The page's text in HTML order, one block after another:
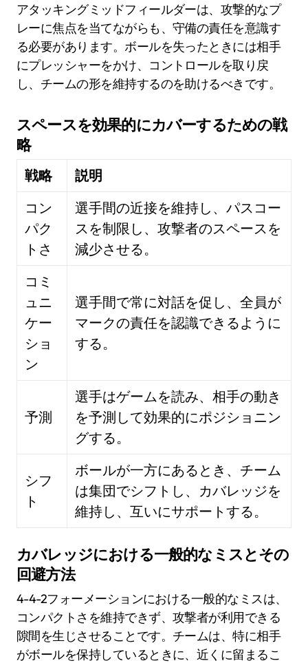
アタッキングミッドフィールダーは、攻撃的なプ
レーに焦点を当てながらも、守備の責任を意識す
る必要があります。ボールを失ったときには相手
にプレッシャーをかけ、コントロールを取り戻
し、チームの形を維持するのを助けるべきです。
スペースを効果的にカバーするための戦
略
戦略
説明
コン
パク
トさ
選手間の近接を維持し、パスコー
スを制限し、攻撃者のスペースを
減少させる。
コミ
ュニ
ケー
ショ
ン
選手間で常に対話を促し、全員が
マークの責任を認識できるように
する。
予測
選手はゲームを読み、相手の動き
を予測して効果的にポジショニン
グする。
シフ
ト
ボールが一方にあるとき、チーム
は集団でシフトし、カバレッジを
維持し、互いにサポートする。
カバレッジにおける一般的なミスとその
回避方法
4-4-2フォーメーションにおける一般的なミスは、
コンパクトさを維持できず、攻撃者が利用できる
隙間を生じさせることです。チームは、特に相手
がボールを保持しているときに、近くに留まるこ